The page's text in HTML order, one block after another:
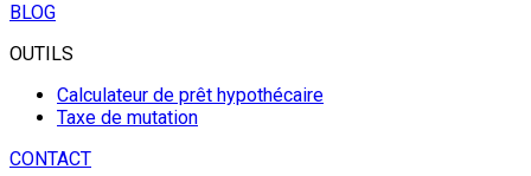
BLOG
OUTILS
Calculateur de prêt hypothécaire
Taxe de mutation
CONTACT